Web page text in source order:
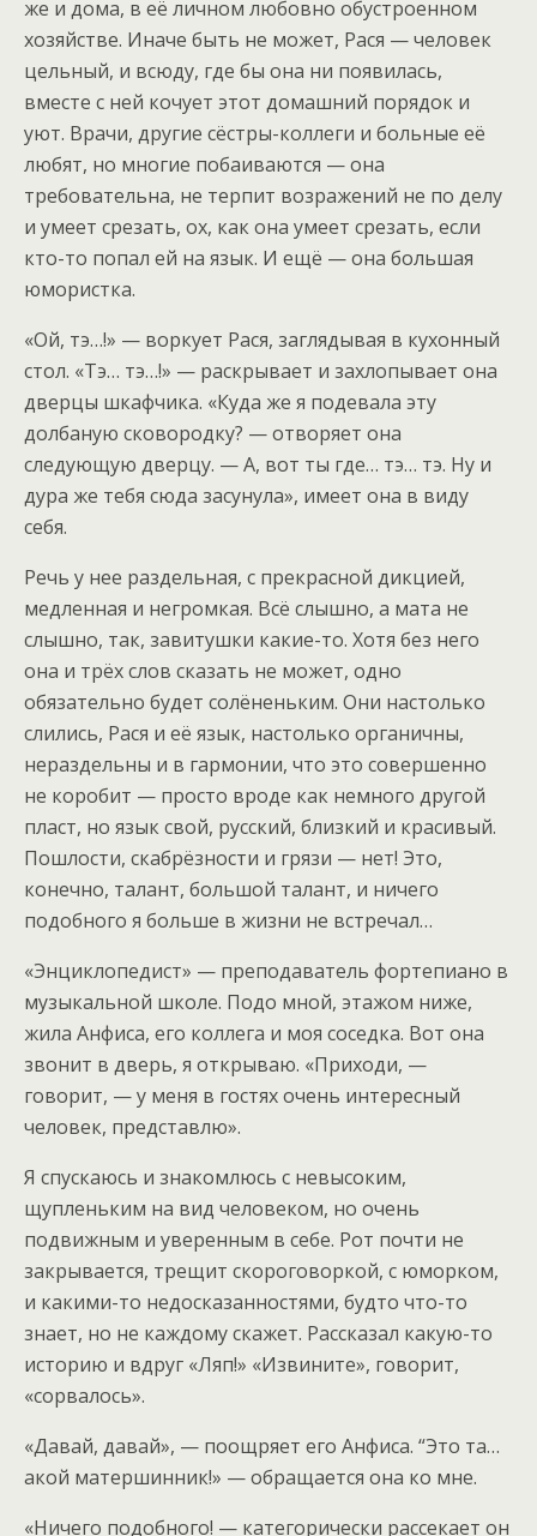
же и дома, в её личном любовно обустроенном
хозяйстве. Иначе быть не может, Рася — человек
цельный, и всюду, где бы она ни появилась,
вместе с ней кочует этот домашний порядок и
уют. Врачи, другие сёстры-коллеги и больные её
любят, но многие побаиваются — она
требовательна, не терпит возражений не по делу
и умеет срезать, ох, как она умеет срезать, если
кто-то попал ей на язык. И ещё — она большая
юмористка.
«Ой, тэ…!» — воркует Рася, заглядывая в кухонный
стол. «Тэ… тэ…!» — раскрывает и захлопывает она
дверцы шкафчика. «Куда же я подевала эту
долбаную сковородку? — отворяет она
следующую дверцу. — А, вот ты где… тэ… тэ. Ну и
дура же тебя сюда засунула», имеет она в виду
себя.
Речь у нее раздельная, с прекрасной дикцией,
медленная и негромкая. Всё слышно, а мата не
слышно, так, завитушки какие-то. Хотя без него
она и трёх слов сказать не может, одно
обязательно будет солёненьким. Они настолько
слились, Рася и её язык, настолько органичны,
нераздельны и в гармонии, что это совершенно
не коробит — просто вроде как немного другой
пласт, но язык свой, русский, близкий и красивый.
Пошлости, скабрёзности и грязи — нет! Это,
конечно, талант, большой талант, и ничего
подобного я больше в жизни не встречал…
«Энциклопедист» — преподаватель фортепиано в
музыкальной школе. Подо мной, этажом ниже,
жила Анфиса, его коллега и моя соседка. Вот она
звонит в дверь, я открываю. «Приходи, —
говорит, — у меня в гостях очень интересный
человек, представлю».
Я спускаюсь и знакомлюсь с невысоким,
щупленьким на вид человеком, но очень
подвижным и уверенным в себе. Рот почти не
закрывается, трещит скороговоркой, с юморком,
и какими-то недосказанностями, будто что-то
знает, но не каждому скажет. Рассказал какую-то
историю и вдруг «Ляп!» «Извините», говорит,
«сорвалось».
«Давай, давай», — поощряет его Анфиса. “Это та…
акой матершинник!» — обращается она ко мне.
«Ничего подобного! — категорически рассекает он